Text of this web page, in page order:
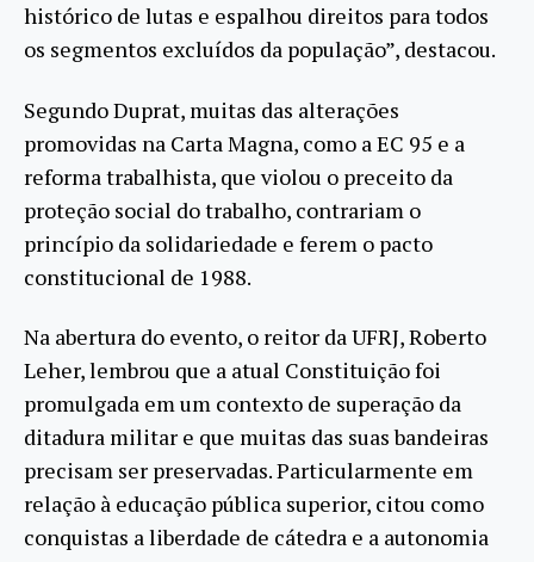
histórico de lutas e espalhou direitos para todos
os segmentos excluídos da população”, destacou.
Segundo Duprat, muitas das alterações
promovidas na Carta Magna, como a EC 95 e a
reforma trabalhista, que violou o preceito da
proteção social do trabalho, contrariam o
princípio da solidariedade e ferem o pacto
constitucional de 1988.
Na abertura do evento, o reitor da UFRJ, Roberto
Leher, lembrou que a atual Constituição foi
promulgada em um contexto de superação da
ditadura militar e que muitas das suas bandeiras
precisam ser preservadas. Particularmente em
relação à educação pública superior, citou como
conquistas a liberdade de cátedra e a autonomia